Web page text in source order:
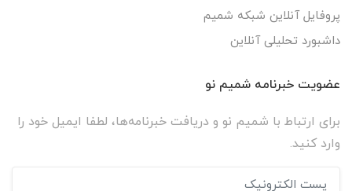
پروفایل آنلاین شبکه شمیم
داشبورد تحلیلی آنلاین
عضویت خبرنامه شمیم نو
برای ارتباط با شمیم نو و دریافت خبرنامه‌ها، لطفا ایمیل خود را
وارد کنید.